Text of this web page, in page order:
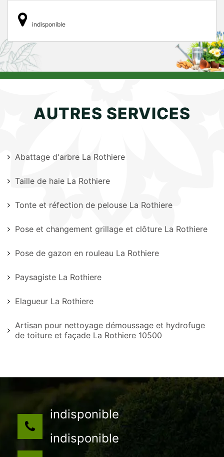
indisponible
AUTRES SERVICES
Abattage d'arbre La Rothiere
Taille de haie La Rothiere
Tonte et réfection de pelouse La Rothiere
Pose et changement grillage et clôture La Rothiere
Pose de gazon en rouleau La Rothiere
Paysagiste La Rothiere
Elagueur La Rothiere
Artisan pour nettoyage démoussage et hydrofuge
de toiture et façade La Rothiere 10500
indisponible
indisponible